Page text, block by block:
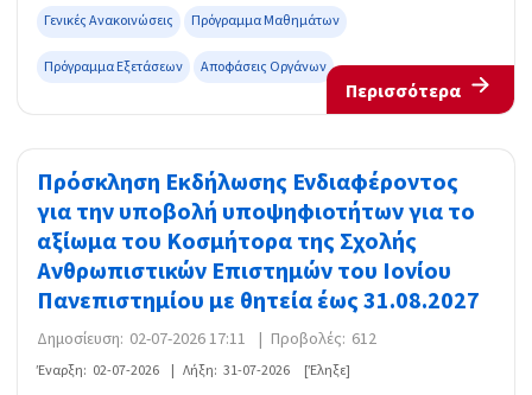
Γενικές Ανακοινώσεις Πρόγραμμα Μαθημάτων
Πρόγραμμα Εξετάσεων Αποφάσεις Οργάνων
Περισσότερα
Πρόσκληση Εκδήλωσης Ενδιαφέροντος
για την υποβολή υποψηφιοτήτων για το
αξίωμα του Κοσμήτορα της Σχολής
Ανθρωπιστικών Επιστημών του Ιονίου
Πανεπιστημίου με θητεία έως 31.08.2027
Δημοσίευση: 02-07-2026 17:11 | Προβολές: 612
Έναρξη: 02-07-2026 Λήξη: 31-07-2026 [Έληξε]